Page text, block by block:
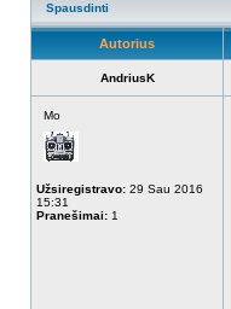
Spausdinti
Autorius
AndriusK
Mo
Užsiregistravo: 29 Sau 2016
15:31
Pranešimai: 1